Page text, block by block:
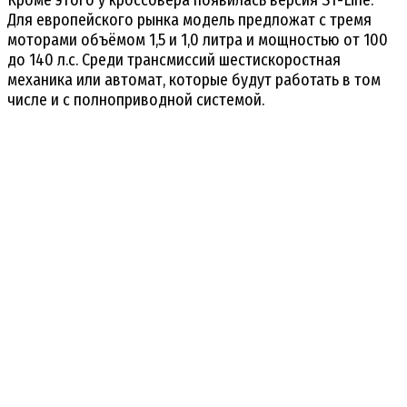
Для европейского рынка модель предложат с тремя
моторами объёмом 1,5 и 1,0 литра и мощностью от 100
до 140 л.с. Среди трансмиссий шестискоростная
механика или автомат, которые будут работать в том
числе и с полноприводной системой.